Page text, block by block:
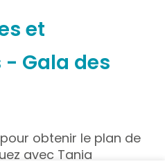
et
Gala des
obtenir le plan de
avec Tania